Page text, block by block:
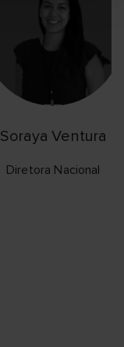
Soraya Ventura
Diretora Nacional